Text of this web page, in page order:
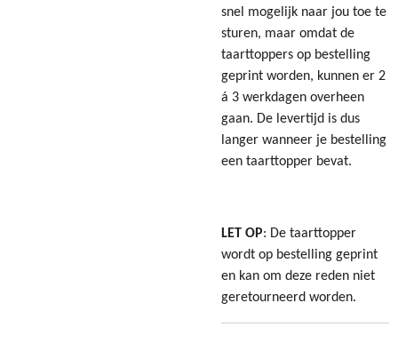
snel mogelijk naar jou toe te
sturen, maar omdat de
taarttoppers op bestelling
geprint worden, kunnen er 2
á 3 werkdagen overheen
gaan. De levertijd is dus
langer wanneer je bestelling
een taarttopper bevat.
LET OP: De taarttopper
wordt op bestelling geprint
en kan om deze reden niet
geretourneerd worden.